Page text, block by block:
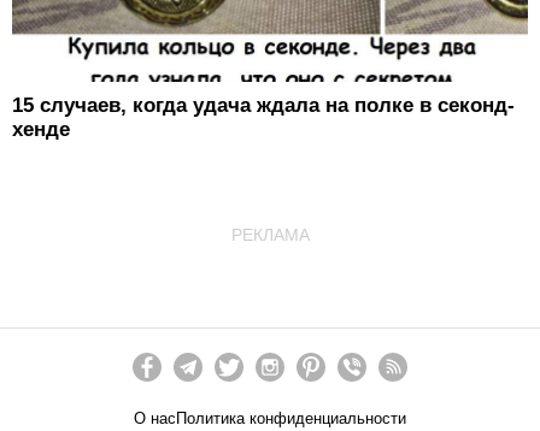
15 случаев, когда удача ждала на полке в секонд-
хенде
РЕКЛАМА
О нас Политика конфиденциальности